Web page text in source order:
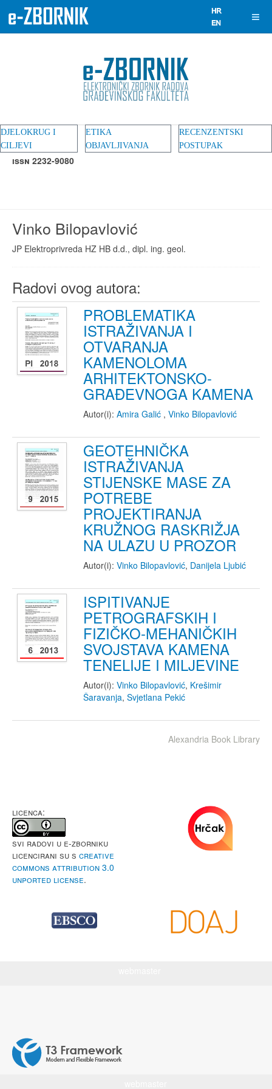
DJELOKRUG I
CILJEVI
ETIKA
OBJAVLJIVANJA
RECENZENTSKI
POSTUPAK
ISSN 2232-9080
Vinko Bilopavlović
JP Elektroprivreda HZ HB d.d., dipl. ing. geol.
Radovi ovog autora:
PROBLEMATIKA
ISTRAŽIVANJA I
OTVARANJA
KAMENOLOMA
ARHITEKTONSKO-
GRAĐEVNOGA KAMENA
Autor(i): Amira Galić , Vinko Bilopavlović
GEOTEHNIČKA
ISTRAŽIVANJA
STIJENSKE MASE ZA
POTREBE
PROJEKTIRANJA
KRUŽNOG RASKRIŽJA
NA ULAZU U PROZOR
Autor(i): Vinko Bilopavlović, Danijela Ljubić
ISPITIVANJE
PETROGRAFSKIH I
FIZIČKO-MEHANIČKIH
SVOJSTAVA KAMENA
TENELIJE I MILJEVINE
Autor(i): Vinko Bilopavlović, Krešimir
Šaravanja, Svjetlana Pekić
Alexandria Book Library
LICENCA:
Svi radovi u e-Zborniku
licencirani su s Creative
Commons Attribution 3.0
Unported License.